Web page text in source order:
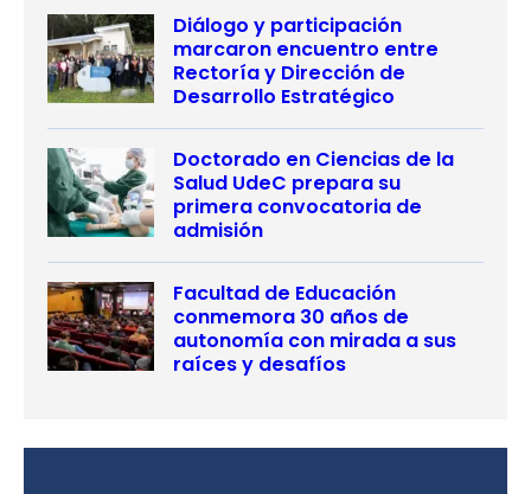
Diálogo y participación
marcaron encuentro entre
Rectoría y Dirección de
Desarrollo Estratégico
Doctorado en Ciencias de la
Salud UdeC prepara su
primera convocatoria de
admisión
Facultad de Educación
conmemora 30 años de
autonomía con mirada a sus
raíces y desafíos